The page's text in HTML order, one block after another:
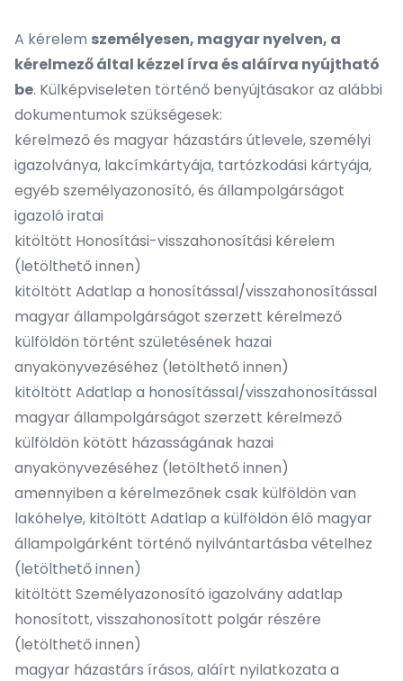
A kérelem személyesen, magyar nyelven, a
kérelmező által kézzel írva és aláírva nyújtható
be. Külképviseleten történő benyújtásakor az alábbi
dokumentumok szükségesek:
kérelmező és magyar házastárs útlevele, személyi
igazolványa, lakcímkártyája, tartózkodási kártyája,
egyéb személyazonosító, és állampolgárságot
igazoló iratai
kitöltött Honosítási-visszahonosítási kérelem
(letölthető innen)
kitöltött Adatlap a honosítással/visszahonosítással
magyar állampolgárságot szerzett kérelmező
külföldön történt születésének hazai
anyakönyvezéséhez (letölthető innen)
kitöltött Adatlap a honosítással/visszahonosítással
magyar állampolgárságot szerzett kérelmező
külföldön kötött házasságának hazai
anyakönyvezéséhez (letölthető innen)
amennyiben a kérelmezőnek csak külföldön van
lakóhelye, kitöltött Adatlap a külföldön élő magyar
állampolgárként történő nyilvántartásba vételhez
(letölthető innen)
kitöltött Személyazonosító igazolvány adatlap
honosított, visszahonosított polgár részére
(letölthető innen)
magyar házastárs írásos, aláírt nyilatkozata a